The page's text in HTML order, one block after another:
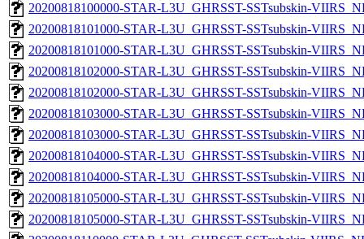
20200818100000-STAR-L3U_GHRSST-SSTsubskin-
20200818101000-STAR-L3U_GHRSST-SSTsubskin-
20200818101000-STAR-L3U_GHRSST-SSTsubskin-
20200818102000-STAR-L3U_GHRSST-SSTsubskin-
20200818102000-STAR-L3U_GHRSST-SSTsubskin-
20200818103000-STAR-L3U_GHRSST-SSTsubskin-
20200818103000-STAR-L3U_GHRSST-SSTsubskin-
20200818104000-STAR-L3U_GHRSST-SSTsubskin-
20200818104000-STAR-L3U_GHRSST-SSTsubskin-
20200818105000-STAR-L3U_GHRSST-SSTsubskin-
20200818105000-STAR-L3U_GHRSST-SSTsubskin-